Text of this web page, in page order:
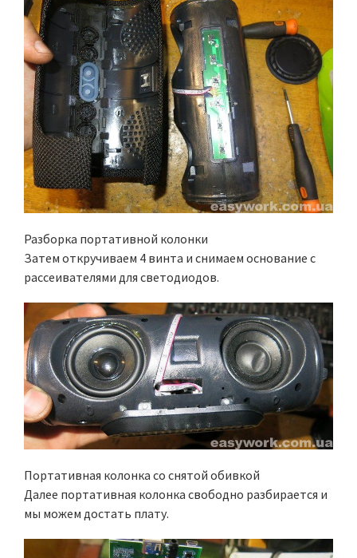
Разборка портативной колонки
Затем откручиваем 4 винта и снимаем основание с
рассеивателями для светодиодов.
Портативная колонка со снятой обивкой
Далее портативная колонка свободно разбирается и
мы можем достать плату.